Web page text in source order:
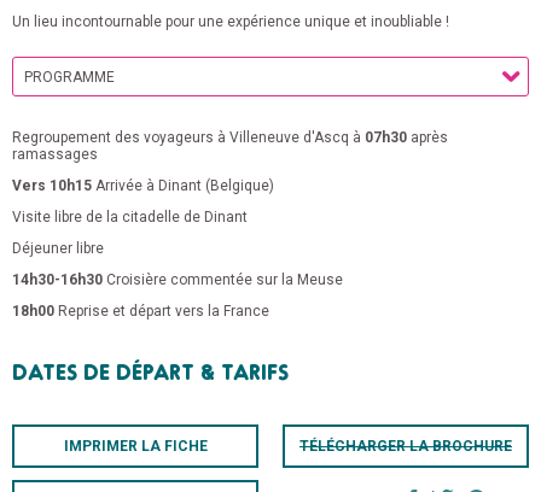
Un lieu incontournable pour une expérience unique et inoubliable !
Regroupement des voyageurs à Villeneuve d'Ascq à 07h30 après
ramassages
Vers 10h15 Arrivée à Dinant (Belgique)
Visite libre de la citadelle de Dinant
Déjeuner libre
14h30-16h30 Croisière commentée sur la Meuse
18h00 Reprise et départ vers la France
Voir sur la carte
laissé un avis sur ce voyage
Note globale
DATES DE DÉPART & TARIFS
IMPRIMER LA FICHE TÉLÉCHARGER LA BROCHURE